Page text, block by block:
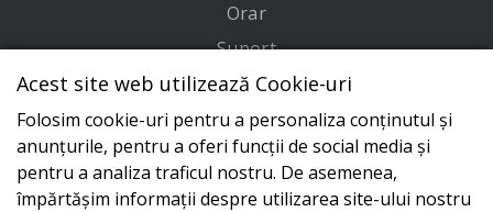
Orar
Suport
Adresa
Conecteaza-te cu noi
Acest site web utilizează Cookie-uri
Folosim cookie-uri pentru a personaliza conținutul și
anunțurile, pentru a oferi funcții de social media și
pentru a analiza traficul nostru. De asemenea,
împărtășim informații despre utilizarea site-ului nostru